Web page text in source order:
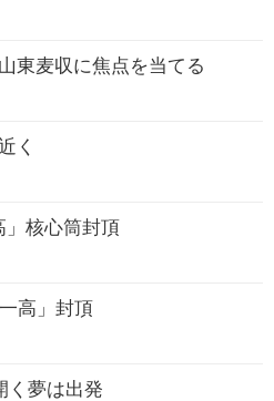
東麦収に焦点を当てる
く
」核心筒封頂
高」封頂
く夢は出発